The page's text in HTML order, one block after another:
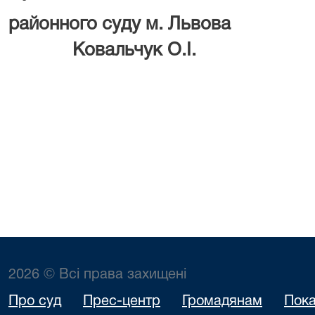
районного суду
Ковальчук О.І.
2026 © Всі права захищені
Про суд Прес-центр Громадянам